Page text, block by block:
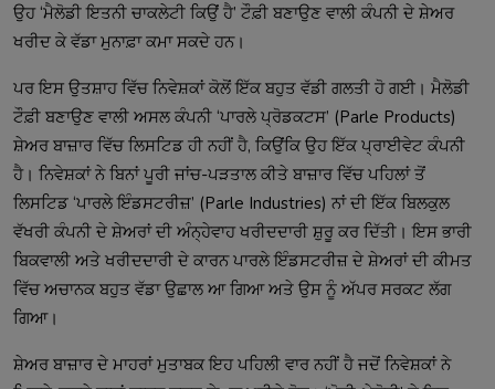
ਉਹ ‘ਮੈਲੋਡੀ ਇਤਨੀ ਚਾਕਲੇਟੀ ਕਿਉਂ ਹੈ’ ਟੌਫ਼ੀ ਬਣਾਉਣ ਵਾਲੀ ਕੰਪਨੀ ਦੇ ਸ਼ੇਅਰ
ਖਰੀਦ ਕੇ ਵੱਡਾ ਮੁਨਾਫ਼ਾ ਕਮਾ ਸਕਦੇ ਹਨ।
ਪਰ ਇਸ ਉਤਸ਼ਾਹ ਵਿੱਚ ਨਿਵੇਸ਼ਕਾਂ ਕੋਲੋਂ ਇੱਕ ਬਹੁਤ ਵੱਡੀ ਗਲਤੀ ਹੋ ਗਈ। ਮੈਲੋਡੀ
ਟੌਫ਼ੀ ਬਣਾਉਣ ਵਾਲੀ ਅਸਲ ਕੰਪਨੀ ‘ਪਾਰਲੇ ਪ੍ਰੋਡਕਟਸ’ (Parle Products)
ਸ਼ੇਅਰ ਬਾਜ਼ਾਰ ਵਿੱਚ ਲਿਸਟਿਡ ਹੀ ਨਹੀਂ ਹੈ, ਕਿਉਂਕਿ ਉਹ ਇੱਕ ਪ੍ਰਾਈਵੇਟ ਕੰਪਨੀ
ਹੈ। ਨਿਵੇਸ਼ਕਾਂ ਨੇ ਬਿਨਾਂ ਪੂਰੀ ਜਾਂਚ-ਪੜਤਾਲ ਕੀਤੇ ਬਾਜ਼ਾਰ ਵਿੱਚ ਪਹਿਲਾਂ ਤੋਂ
ਲਿਸਟਿਡ ‘ਪਾਰਲੇ ਇੰਡਸਟਰੀਜ਼’ (Parle Industries) ਨਾਂ ਦੀ ਇੱਕ ਬਿਲਕੁਲ
ਵੱਖਰੀ ਕੰਪਨੀ ਦੇ ਸ਼ੇਅਰਾਂ ਦੀ ਅੰਨ੍ਹੇਵਾਹ ਖਰੀਦਦਾਰੀ ਸ਼ੁਰੂ ਕਰ ਦਿੱਤੀ। ਇਸ ਭਾਰੀ
ਬਿਕਵਾਲੀ ਅਤੇ ਖਰੀਦਦਾਰੀ ਦੇ ਕਾਰਨ ਪਾਰਲੇ ਇੰਡਸਟਰੀਜ਼ ਦੇ ਸ਼ੇਅਰਾਂ ਦੀ ਕੀਮਤ
ਵਿੱਚ ਅਚਾਨਕ ਬਹੁਤ ਵੱਡਾ ਉਛਾਲ ਆ ਗਿਆ ਅਤੇ ਉਸ ਨੂੰ ਅੱਪਰ ਸਰਕਟ ਲੱਗ
ਗਿਆ।
ਸ਼ੇਅਰ ਬਾਜ਼ਾਰ ਦੇ ਮਾਹਰਾਂ ਮੁਤਾਬਕ ਇਹ ਪਹਿਲੀ ਵਾਰ ਨਹੀਂ ਹੈ ਜਦੋਂ ਨਿਵੇਸ਼ਕਾਂ ਨੇ